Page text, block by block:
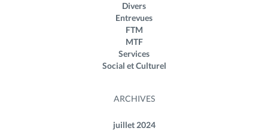
Divers
Entrevues
FTM
MTF
Services
Social et Culturel
ARCHIVES
juillet 2024